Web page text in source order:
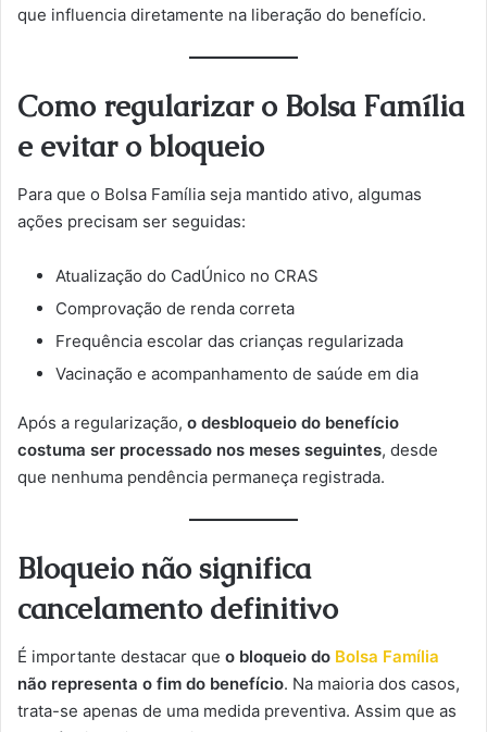
que influencia diretamente na liberação do benefício.
Como regularizar o Bolsa Família
e evitar o bloqueio
Para que o Bolsa Família seja mantido ativo, algumas
ações precisam ser seguidas:
Atualização do CadÚnico no CRAS
Comprovação de renda correta
Frequência escolar das crianças regularizada
Vacinação e acompanhamento de saúde em dia
Após a regularização, o desbloqueio do benefício
costuma ser processado nos meses seguintes, desde
que nenhuma pendência permaneça registrada.
Bloqueio não significa
cancelamento definitivo
É importante destacar que o bloqueio do Bolsa Família
não representa o fim do benefício. Na maioria dos casos,
trata-se apenas de uma medida preventiva. Assim que as